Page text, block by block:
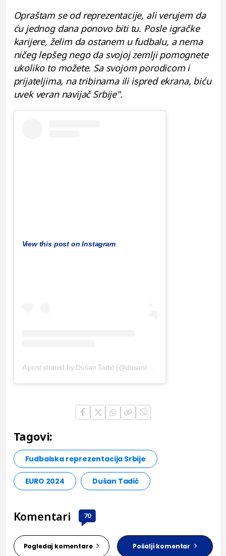
Opraštam se od reprezentacije, ali verujem da
ću jednog dana ponovo biti tu. Posle igračke
karijere, želim da ostanem u fudbalu, a nema
ničeg lepšeg nego da svojoj zemlji pomognete
ukoliko to možete. Sa svojom porodicom i
prijateljima, na tribinama ili ispred ekrana, biću
uvek veran navijač Srbije".
View this post on Instagram
A post shared by Dušan Tadić (@dusantadic)
Tagovi:
Fudbalska reprezentacija Srbije
EURO 2024 Dušan Tadić
Komentari 70
Pogledaj komentare Pošalji komentar